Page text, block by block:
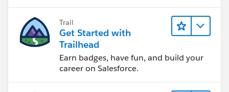
Trail
Get Started with
Trailhead
Earn badges, have fun, and build your
career on Salesforce.